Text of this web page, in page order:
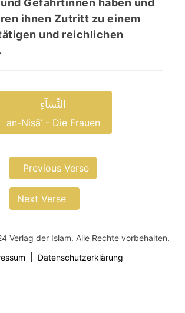
ihnen Zutritt zu einem
und reichlichen
النِّسَآءِ
an-Nisāʾ - Die Frauen
Previous Verse
Next Verse
Verlag der Islam. Alle Rechte vorbehalten.
Datenschutzerklärung